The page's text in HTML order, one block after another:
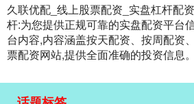
久联优配_线上股票配资_实盘杠杆配
杆:为您提供正规可靠的实盘配资平台
台内容,内容涵盖按天配资、按周配资
票配资网站,提供全面准确的投资信息。